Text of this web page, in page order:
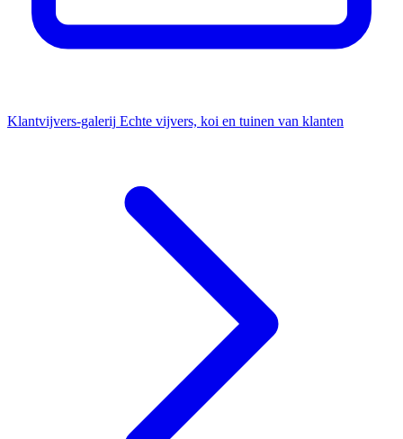
Klantvijvers-galerij Echte vijvers, koi en tuinen van klanten